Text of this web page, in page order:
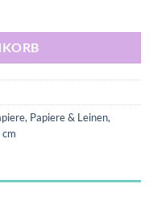
, Papiere & Leinen,